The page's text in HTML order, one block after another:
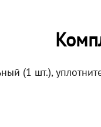
(1 шт.),